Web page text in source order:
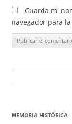
Guarda mi
navegador para
MEMORIA HISTÓRICA